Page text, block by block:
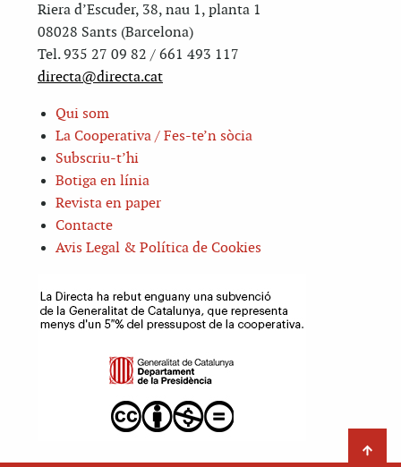
Riera d’Escuder, 38, nau 1, planta 1
08028 Sants (Barcelona)
Tel. 935 27 09 82 / 661 493 117
directa@directa.cat
Qui som
La Cooperativa / Fes-te’n sòcia
Subscriu-t’hi
Botiga en línia
Revista en paper
Contacte
Avis Legal & Política de Cookies